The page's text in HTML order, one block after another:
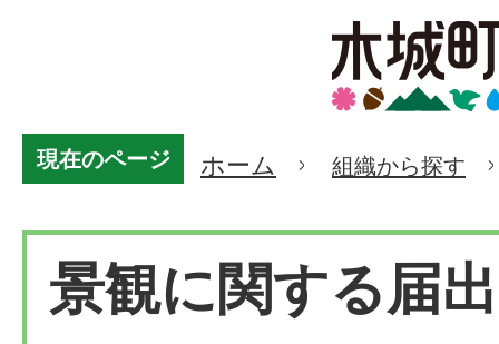
現在のページ ホーム 組織から探す
景観に関する届